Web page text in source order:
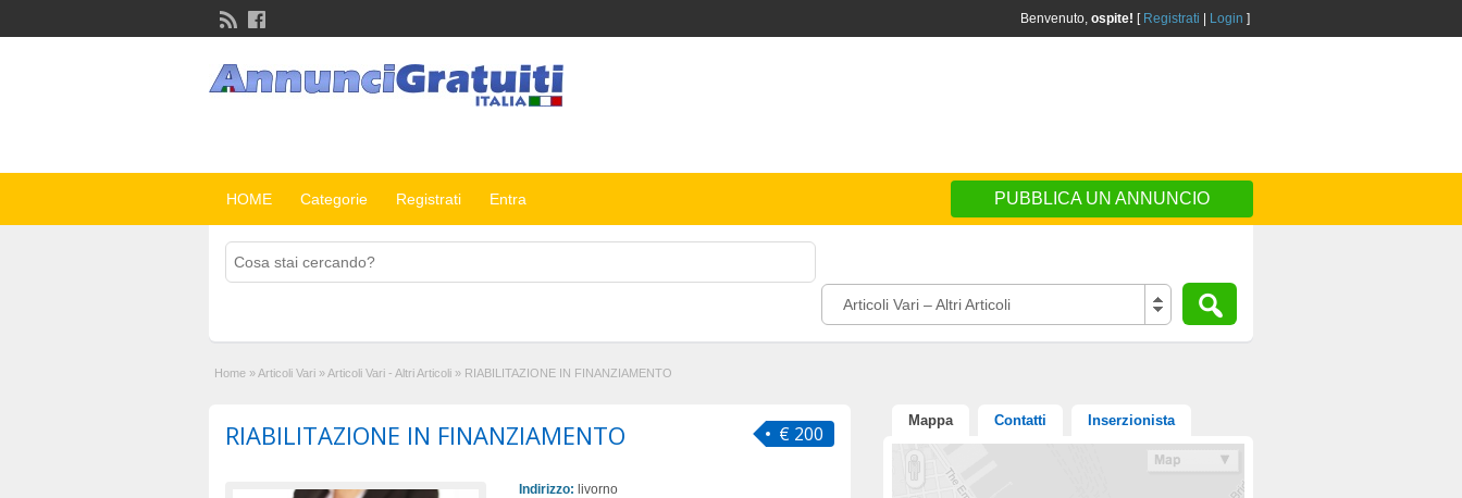
Benvenuto, ospite! [ Registrati Login ]
HOME Categorie Registrati Entra PUBBLICA UN ANNUNCIO
Articoli Vari – Altri Articoli
Home »Articoli Vari »Articoli Vari - Altri Articoli » RIABILITAZIONE IN FINANZIAMENTO
€ 200
RIABILITAZIONE IN FINANZIAMENTO
Indirizzo: livorno
Mappa Contatti Inserzionista